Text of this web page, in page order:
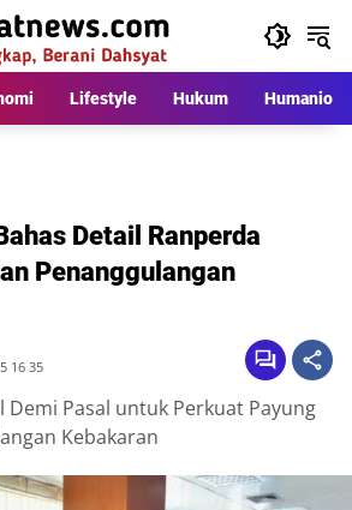
Lifestyle Hukum Humaniora
Detail Ranperda
Penanggulangan
16 35
Demi Pasal untuk Perkuat Payung
Kebakaran